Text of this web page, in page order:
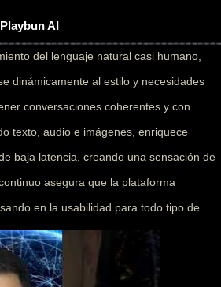
AI
del lenguaje natural casi humano,
dinámicamente al estilo y necesidades
conversaciones coherentes y con
texto, audio e imágenes, enriquece
baja latencia, creando una sensación de
asegura que la plataforma
en la usabilidad para todo tipo de